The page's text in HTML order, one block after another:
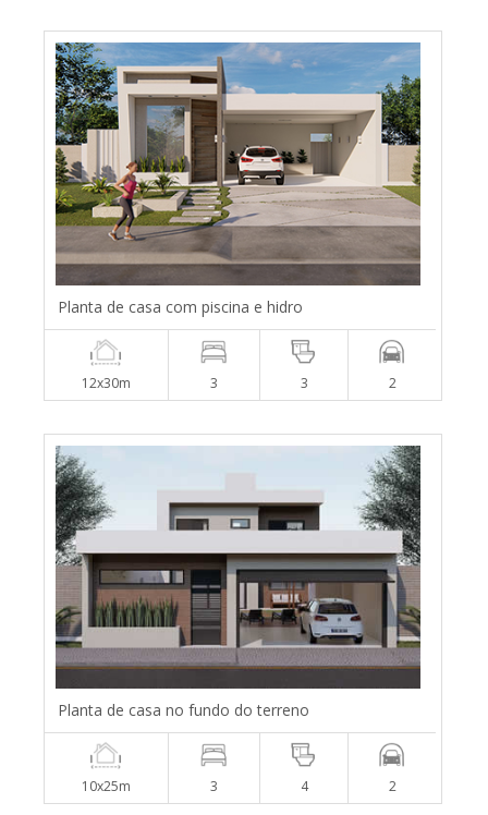
Planta de casa com piscina e hidro
12x30m 3 3 2
Planta de casa no fundo do terreno
10x25m 3 4 2